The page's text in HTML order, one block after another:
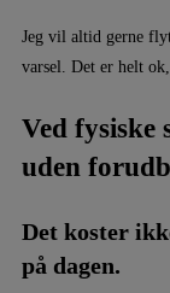
Jeg vil altid gerne
varsel. Det er helt
Ved fysiske
uden
Det koster
på dagen.